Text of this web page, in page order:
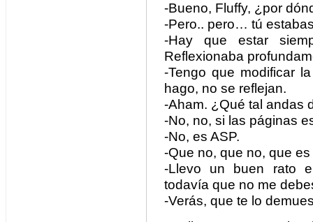
-Bueno, Fluffy, ¿por
-Pero.. pero… tú
-Hay que estar
Reflexionaba
-Tengo que modificar
hago, no se reflejan.
-Aham. ¿Qué tal andas
-No, no, si las páginas
-No, es ASP.
-Que no, que no, que
-Llevo un buen rato
todavía que no me
-Verás, que te lo